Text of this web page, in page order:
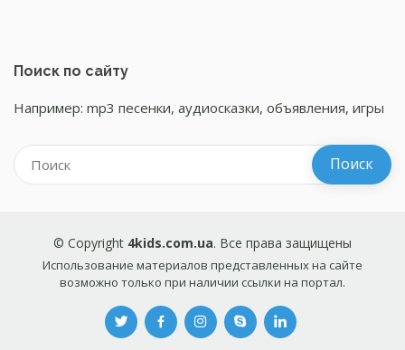
Поиск по сайту
Например: mp3 песенки, аудиосказки, объявления, игры
© Copyright 4kids.com.ua. Все права защищены
Использование материалов представленных на сайте
возможно только при наличии ссылки на портал.